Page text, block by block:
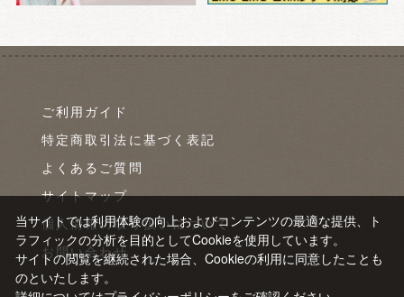
ご利用ガイド
特定商取引法に基づく表記
よくあるご質問
サイトマップ
個人情報の取り扱いについて
お問い合わせ
当サイトでは利用体験の向上およびコンテンツの最適な提供、ト
ラフィックの分析を目的としてCookieを使用しています。
サイトの閲覧を継続された場合、Cookieの利用に同意したことも
のといたします。